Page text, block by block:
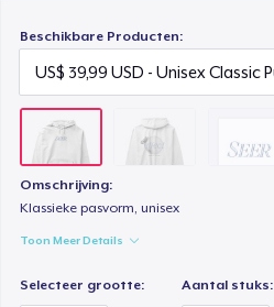
Beschikbare Producten:
Omschrijving:
Klassieke pasvorm, unisex
Toon Meer Details
Selecteer grootte: Aantal stuks: